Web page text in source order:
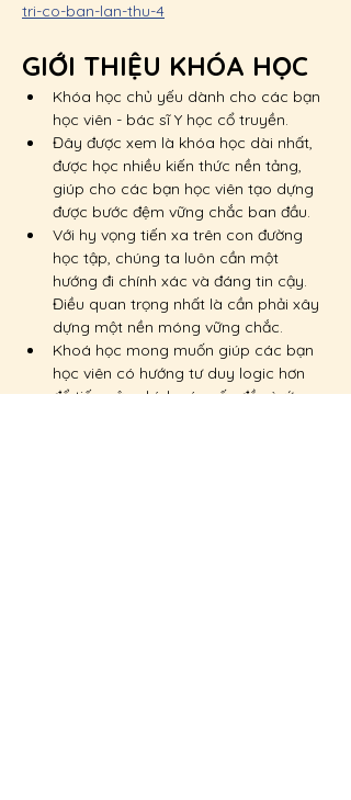
tri-co-ban-lan-thu-4
GIỚI THIỆU KHÓA HỌC
Khóa học chủ yếu dành cho các bạn
học viên - bác sĩ Y học cổ truyền.
Đây được xem là khóa học dài nhất,
được học nhiều kiến thức nền tảng,
giúp cho các bạn học viên tạo dựng
được bước đệm vững chắc ban đầu.
Với hy vọng tiến xa trên con đường
học tập, chúng ta luôn cần một
hướng đi chính xác và đáng tin cậy.
Điều quan trọng nhất là cần phải xây
dựng một nền móng vững chắc.
Khoá học mong muốn giúp các bạn
học viên có hướng tư duy logic hơn
để tiếp cận chính xác vấn đề và ứng